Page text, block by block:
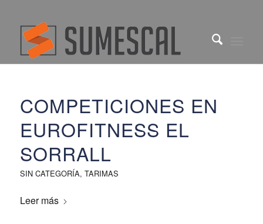
COMPETICIONES EN
EUROFITNESS EL
SORRALL
SIN CATEGORÍA, TARIMAS
Leer más